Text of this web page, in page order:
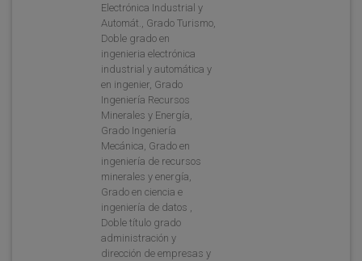
Electrónica Industrial y
Automát., Grado Turismo,
Doble grado en
ingenieria electrónica
industrial y automática y
en ingenier, Grado
Ingeniería Recursos
Minerales y Energía,
Grado Ingeniería
Mecánica, Grado en
ingeniería de recursos
minerales y energía,
Grado en ciencia e
ingeniería de datos ,
Doble título grado
administración y
dirección de empresas y